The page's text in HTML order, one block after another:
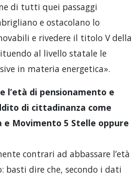
di tutti quei passaggi
e ostacolano lo
e rivedere il titolo V della
al livello statale le
in materia energetica».
l’età di pensionamento e
di cittadinanza come
e Movimento 5 Stelle oppure
contrari ad abbassare l’età
basti dire che, secondo i dati